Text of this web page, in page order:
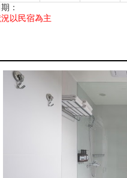
：
以民宿為主